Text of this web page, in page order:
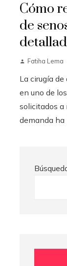
Cómo
de
Fatiha Lema
La cirugía
en uno de
solicitados a
demanda ha